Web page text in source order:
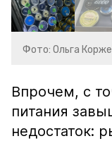
Фото: Ольга
Впрочем, с
питания
недостаток: